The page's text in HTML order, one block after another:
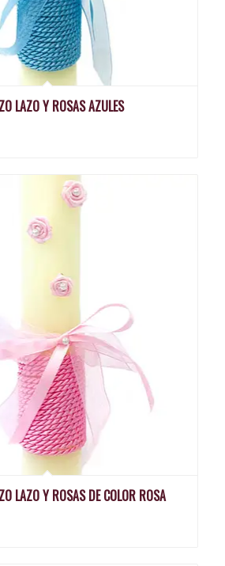
LAZO Y ROSAS AZULES
LAZO Y ROSAS DE COLOR ROSA